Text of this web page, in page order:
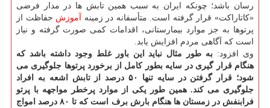
رسان باشد؛ چونكه ایران به سبب همین تابش ها در مدار فرضی
«كاتاراكت» قرار گرفته است. متأسفانه در زمینه آموزش حفاظت از
پرتوها به جز موارد بیمارستانی، اقدامات كمی صورت گرفته و نیاز
است كه آگاهی مردم افزایش یابد.
وی افزود: به طور مثال نباید این باور غلط وجود داشته باشد كه
هنگام قرار گیری در سایه بطور كامل از برخورد پرتوها جلوگیری می
شود؛ قرار گرفتن در سایه تنها ۵۰ درصد از تابش اشعه به افراد
جلوگیری می كند. همین طور یكی از موارد پرخطر مواجهه با پرتو
فرابنفش در زمستان ها هنگام بارش برف است كه تا ۸۰ درصد امواج